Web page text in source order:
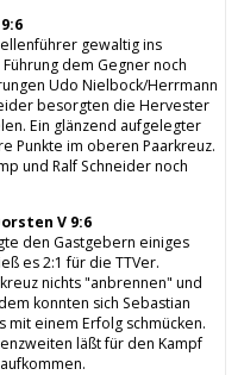
gewaltig ins
dem Gegner noch
Udo Nielbock/Herrmann
besorgten die Hervester
Ein glänzend aufgelegter
Punkte im oberen Paarkreuz.
und Ralf Schneider noch
V 9:6
den Gastgebern einiges
es 2:1 für die TTVer.
nichts "anbrennen" und
konnten sich Sebastian
mit einem Erfolg schmücken.
läßt für den Kampf